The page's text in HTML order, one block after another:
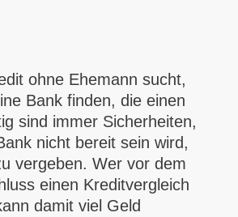
ohne Ehemann sucht,
Bank finden, die einen
sind immer Sicherheiten,
nicht bereit sein wird,
vergeben. Wer vor dem
einen Kreditvergleich
damit viel Geld